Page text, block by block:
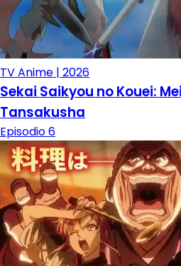
TV Anime | 2026
Sekai Saikyou no Kouei:
Tansakusha
Episodio 6